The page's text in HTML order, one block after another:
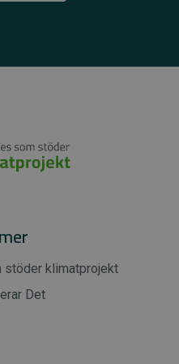
stöder klimatprojekt
Det